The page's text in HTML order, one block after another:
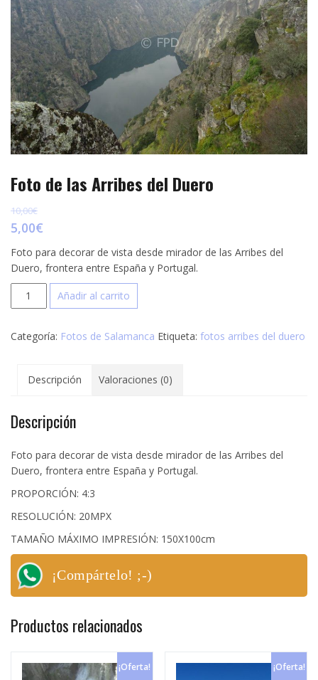
Foto de las Arribes del Duero
10,00€
5,00€
Foto para decorar de vista desde mirador de las Arribes del
Duero, frontera entre España y Portugal.
Foto
de
Arribes
cantidad
Añadir al carrito
Categoría: Fotos de Salamanca Etiqueta: fotos arribes del duero
Descripción Valoraciones (0)
Descripción
Foto para decorar de vista desde mirador de las Arribes del
Duero, frontera entre España y Portugal.
PROPORCIÓN: 4:3
RESOLUCIÓN: 20MPX
TAMAÑO MÁXIMO IMPRESIÓN: 150X100cm
¡Compártelo! ;-)
Productos relacionados
¡Oferta! ¡Oferta!
p
e
s
t
r
t
i
r